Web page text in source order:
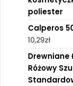
poliester
Calperos
10,29zł
Drewniane
Różowy